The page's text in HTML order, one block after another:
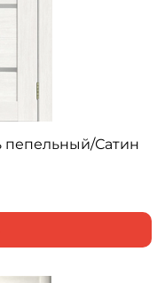
пепельный/Сатин